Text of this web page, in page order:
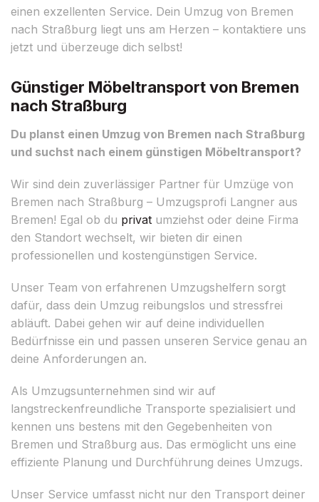
einen exzellenten Service. Dein Umzug von Bremen
nach Straßburg liegt uns am Herzen – kontaktiere uns
jetzt und überzeuge dich selbst!
Günstiger Möbeltransport von Bremen
nach Straßburg
Du planst einen Umzug von Bremen nach Straßburg
und suchst nach einem günstigen Möbeltransport?
Wir sind dein zuverlässiger Partner für Umzüge von
Bremen nach Straßburg – Umzugsprofi Langner aus
Bremen! Egal ob du privat umziehst oder deine Firma
den Standort wechselt, wir bieten dir einen
professionellen und kostengünstigen Service.
Unser Team von erfahrenen Umzugshelfern sorgt
dafür, dass dein Umzug reibungslos und stressfrei
abläuft. Dabei gehen wir auf deine individuellen
Bedürfnisse ein und passen unseren Service genau an
deine Anforderungen an.
Als Umzugsunternehmen sind wir auf
langstreckenfreundliche Transporte spezialisiert und
kennen uns bestens mit den Gegebenheiten von
Bremen und Straßburg aus. Das ermöglicht uns eine
effiziente Planung und Durchführung deines Umzugs.
Unser Service umfasst nicht nur den Transport deiner